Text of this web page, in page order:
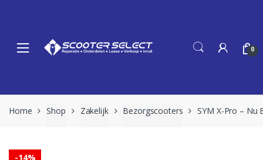
0
Home Shop Zakelijk Bezorgscooters SYM X-Pro – Nu
-14%